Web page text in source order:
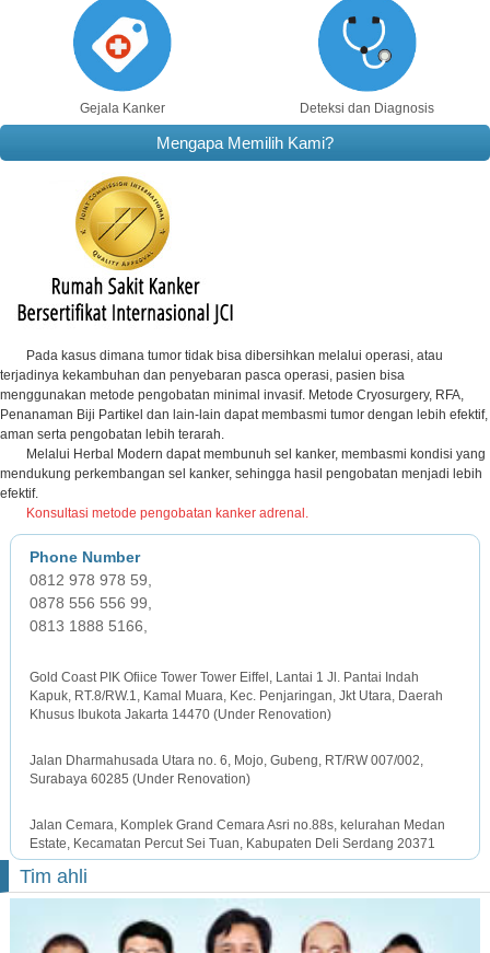
Gejala Kanker Deteksi dan Diagnosis
Mengapa Memilih Kami?
Pada kasus dimana tumor tidak bisa dibersihkan melalui operasi, atau
terjadinya kekambuhan dan penyebaran pasca operasi, pasien bisa
menggunakan metode pengobatan minimal invasif. Metode Cryosurgery, RFA,
Penanaman Biji Partikel dan lain-lain dapat membasmi tumor dengan lebih efektif,
aman serta pengobatan lebih terarah.
Melalui Herbal Modern dapat membunuh sel kanker, membasmi kondisi yang
mendukung perkembangan sel kanker, sehingga hasil pengobatan menjadi lebih
efektif.
Konsultasi metode pengobatan kanker adrenal.
0812 978 978 59,
0878 556 556 99,
0813 1888 5166,
Gold Coast PIK Ofiice Tower Tower Eiffel, Lantai 1 Jl. Pantai Indah
Kapuk, RT.8/RW.1, Kamal Muara, Kec. Penjaringan, Jkt Utara, Daerah
Khusus Ibukota Jakarta 14470 (Under Renovation)
Jalan Dharmahusada Utara no. 6, Mojo, Gubeng, RT/RW 007/002,
Surabaya 60285 (Under Renovation)
Jalan Cemara, Komplek Grand Cemara Asri no.88s, kelurahan Medan
Estate, Kecamatan Percut Sei Tuan, Kabupaten Deli Serdang 20371
Tim ahli